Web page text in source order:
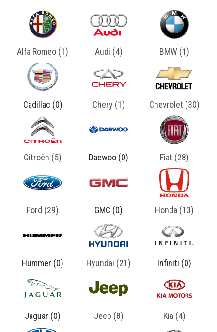
Alfa Romeo (1) Audi (4) BMW (1)
Cadillac (0) Chery (1) Chevrolet (30)
Citroën (5) Daewoo (0) Fiat (28)
Ford (29) GMC (0) Honda (13)
Hummer (0) Hyundai (21) Infiniti (0)
Jaguar (0) Jeep (8) Kia (4)
8 Carros Mais Vendidos da Land Rover
maio 14, 2025
Os 8 Carros Mais Vendidos da Land Rover no